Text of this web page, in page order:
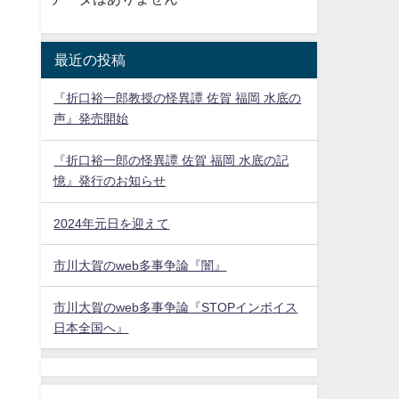
最近の投稿
『折口裕一郎教授の怪異譚 佐賀 福岡 水底の
声』発売開始
『折口裕一郎の怪異譚 佐賀 福岡 水底の記
憶』発行のお知らせ
2024年元日を迎えて
市川大賀のweb多事争論『闇』
市川大賀のweb多事争論『STOPインボイス
日本全国へ』